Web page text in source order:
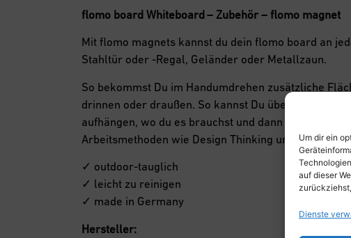
Um dir ein
auf dieser
Dienste
flomo board Whiteboard– Zubehör – flomo magnet
Mit flomo magnets kannst du dein flomo board an
Stahltür oder -Regal, Geländer oder Metallzaun.
So bekommst Du im Handumdrehen zusätzliche
drinnen oder draußen. So kannst Du überall flexibel
aufhängen, wo du es brauchst und dann wieder
Arbeitsmethoden wie Design Thinking und Agiles
✓ outdoor-tauglich
✓ leicht zu reinigen
✓ made in Germany
Hersteller: